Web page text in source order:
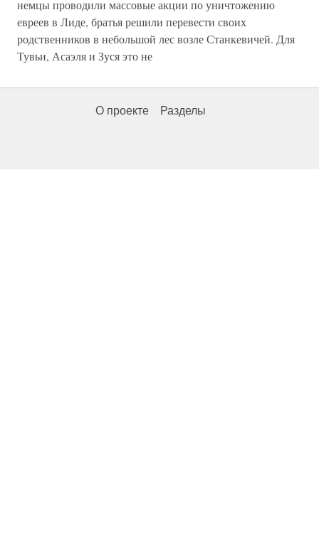
немцы проводили массовые акции по уничтожению
евреев в Лиде, братья решили перевести своих
родственников в небольшой лес возле Станкевичей. Для
Тувьи, Асаэля и Зуся это не
О проекте Разделы